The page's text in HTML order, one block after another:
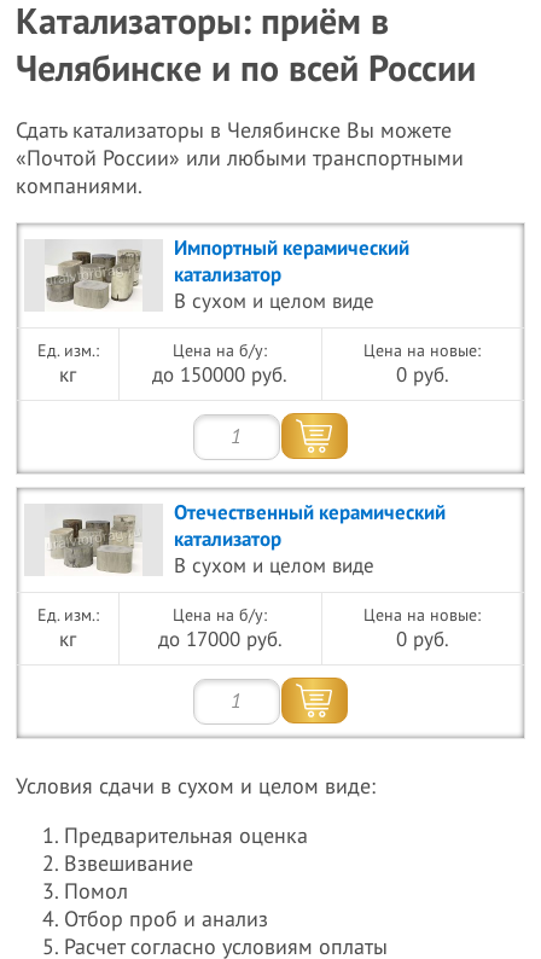
Катализаторы: приём в
Челябинске и по всей России
Сдать катализаторы в Челябинске Вы можете
«Почтой России» или любыми транспортными
компаниями.
Импортный керамический
катализатор
В сухом и целом виде
кг
Цена на б/у:
до 150000 руб.
Цена на новые:
0 руб.
Отечественный керамический
катализатор
В сухом и целом виде
кг
Цена на б/у:
до 17000 руб.
Цена на новые:
0 руб.
Условия сдачи в сухом и целом виде:
Предварительная оценка
Взвешивание
Помол
Отбор проб и анализ
Расчет согласно условиям оплаты